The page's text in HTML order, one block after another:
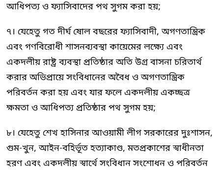
আধিপত্য ও ফ্যাসিবাদের পথ সুগম করা হয়;
৭। যেহেতু গত দীর্ঘ ষোল বছরের ফ্যাসিবাদী, অগণতান্ত্রিক
এবং গণবিরোধী শাসনব্যবস্থা কায়েমের লক্ষ্যে এবং
একদলীয় রাষ্ট্র ব্যবস্থা প্রতিষ্ঠার অতি উগ্র বাসনা চরিতার্থ
করার অভিপ্রায়ে সংবিধানের অবৈধ ও অগণতান্ত্রিক
পরিবর্তন করা হয় এবং যার ফলে একদলীয় একচ্ছত্র
ক্ষমতা ও আধিপত্য প্রতিষ্ঠার পথ সুগম হয়;
৮। যেহেতু শেখ হাসিনার আওয়ামী লীগ সরকারের দুঃশাসন,
গুম-খুন, আইন-বহির্ভূত হত্যাকাণ্ড, মতপ্রকাশের স্বাধীনতা
হরণ এবং একদলীয় স্বার্থে সংবিধান সংশোধন ও পরিবর্তন